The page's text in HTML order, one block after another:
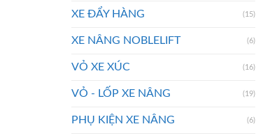
XE ĐẨY HÀNG (15)
XE NÂNG NOBLELIFT (6)
VỎ XE XÚC (16)
VỎ - LỐP XE NÂNG (19)
PHỤ KIỆN XE NÂNG (6)